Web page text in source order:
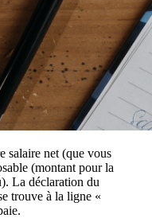
salaire net (que vous
(montant pour la
La déclaration du
trouve à la ligne «